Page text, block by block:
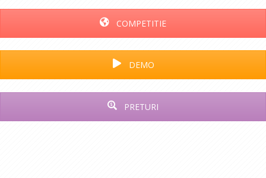
COMPETITIE
DEMO
PRETURI